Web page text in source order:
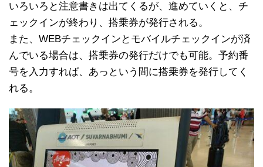
いろいろと注意書きは出てくるが、進めていくと、チ
ェックインが終わり、搭乗券が発行される。
また、WEBチェックインとモバイルチェックインが済
んでいる場合は、搭乗券の発行だけでも可能。予約番
号を入力すれば、あっという間に搭乗券を発行してく
れる。